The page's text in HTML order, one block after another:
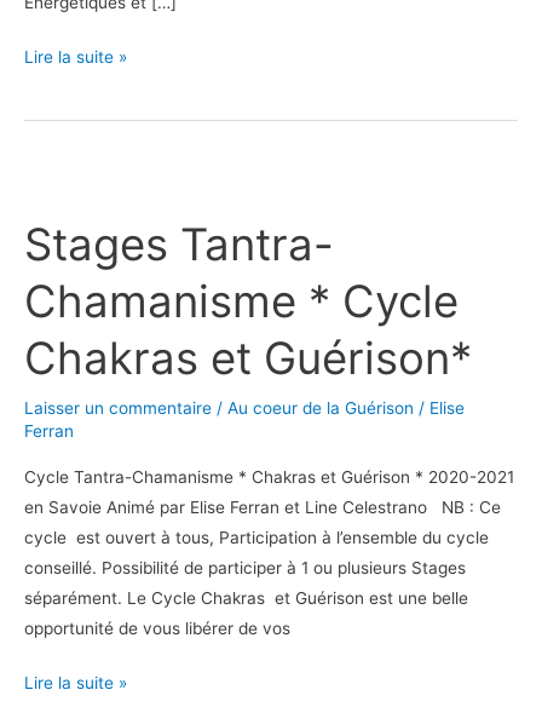
Lire la suite »
Stages Tantra-
Chamanisme * Cycle
Chakras et Guérison*
Laisser un commentaire / Au coeur de la Guérison / Elise
Ferran
Cycle Tantra-Chamanisme * Chakras et Guérison * 2020-2021
en Savoie Animé par Elise Ferran et Line Celestrano NB : Ce
cycle est ouvert à tous, Participation à l’ensemble du cycle
conseillé. Possibilité de participer à 1 ou plusieurs Stages
séparément. Le Cycle Chakras et Guérison est une belle
opportunité de vous libérer de vos
Chamanisme
Cycle
et
Lire la suite »